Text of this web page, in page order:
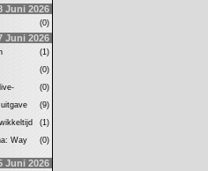
Juni 2026
(0)
Juni 2026
(1)
(0)
(0)
(9)
(1)
Way
(0)
Juni 2026